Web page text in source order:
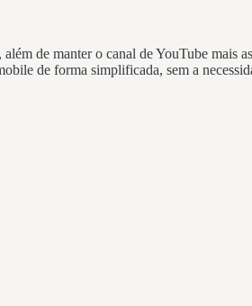
de manter o canal de YouTube mais
de forma simplificada, sem a